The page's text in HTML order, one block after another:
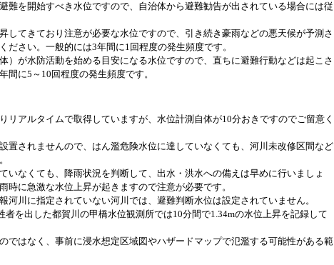
難を開始すべき水位ですので、自治体から避難勧告が出されている場合には従
してきており注意が必要な水位ですので、引き続き豪雨などの悪天候が予測さ
ださい。一般的には3年間に1回程度の発生頻度です。
）が水防活動を始める目安になる水位ですので、直ちに避難行動などは起こさ
間に5～10回程度の発生頻度です。
リアルタイムで取得していますが、水位計測自体が10分おきですのでご留意く
置されませんので、はん濫危険水位に達していなくても、河川未改修区間など
いなくても、降雨状況を判断して、出水・洪水への備えは早めに行いましょ
時に急激な水位上昇が起きますので注意が必要です。
川に指定されていない河川では、避難判断水位は設定されていません。
者を出した都賀川の甲橋水位観測所では10分間で1.34mの水位上昇を記録して
ではなく、事前に浸水想定区域図やハザードマップで氾濫する可能性がある範